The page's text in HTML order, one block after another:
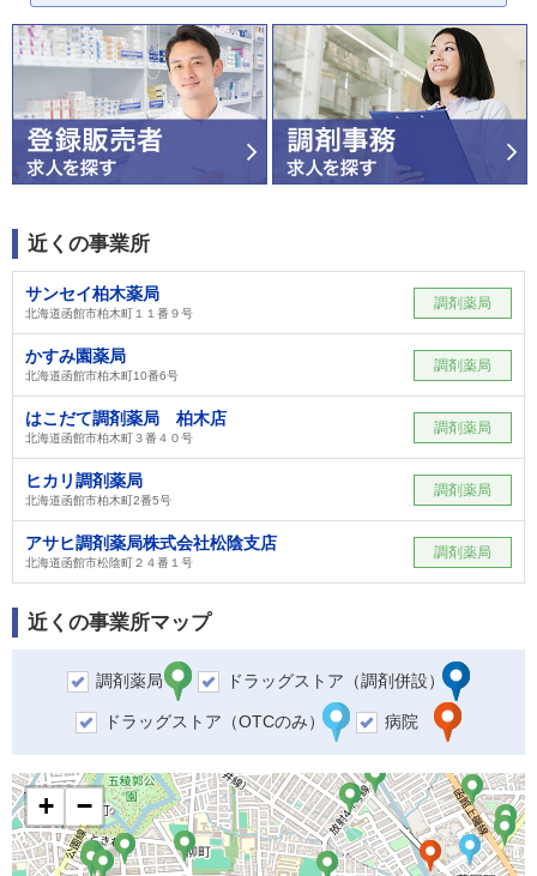
近くの事業所
サンセイ柏木薬局
北海道函館市柏木町１１番９号
調剤薬局
かすみ園薬局
北海道函館市柏木町10番6号
調剤薬局
はこだて調剤薬局 柏木店
北海道函館市柏木町３番４０号
調剤薬局
ヒカリ調剤薬局
北海道函館市柏木町2番5号
調剤薬局
アサヒ調剤薬局株式会社松陰支店
北海道函館市松陰町２４番１号
調剤薬局
近くの事業所マップ
調剤薬局 ドラッグストア（調剤併設）
ドラッグストア（OTCのみ） 病院
+ −